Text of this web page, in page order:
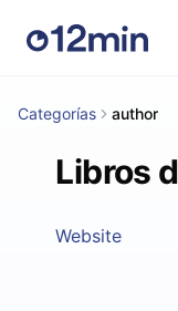
Categorías author
Libros
Website